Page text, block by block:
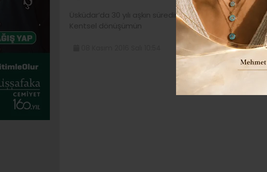
Üsküdar’da 30 yılı aşkın süredir yaşanan imar
Kentsel dönüşümün